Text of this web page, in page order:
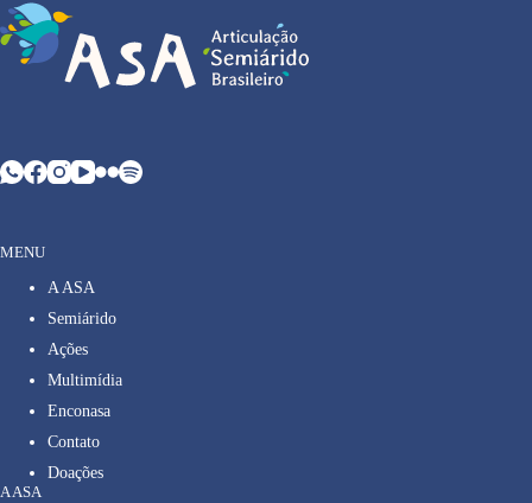
MENU
A ASA
Semiárido
Ações
Multimídia
Enconasa
Contato
Doações
A ASA